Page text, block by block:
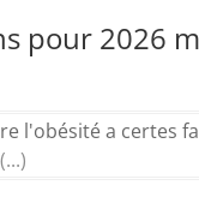
pour 2026
l'obésité a certes
(...)